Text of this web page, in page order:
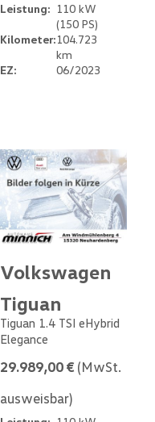
Leistung: 110 kW
(150 PS)
Kilometer:104.723
km
EZ:
06/2023
Volkswagen
Tiguan
Tiguan 1.4 TSI eHybrid
Elegance
29.989,00 € (MwSt.
ausweisbar)